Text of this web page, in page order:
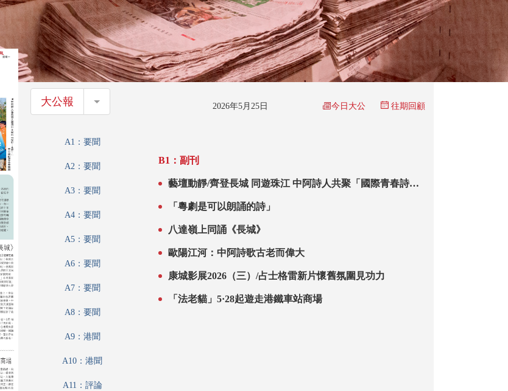
大公報 大公報 2026年5月25日 今日大公 往期回顧
A1：要聞
A2：要聞
A3：要聞
A4：要聞
A5：要聞
A6：要聞
A7：要聞
A8：要聞
A9：港聞
A10：港聞
A11：評論
B1：副刊
藝壇動靜/齊登長城 同遊珠江 中阿詩人共聚「國際青春詩
「粵劇是可以朗誦的詩」
八達嶺上同誦《長城》
歐陽江河：中阿詩歌古老而偉大
康城影展2026（三）/占士格雷新片懷舊氛圍見功力
「法老貓」5·28起遊走港鐵車站商場